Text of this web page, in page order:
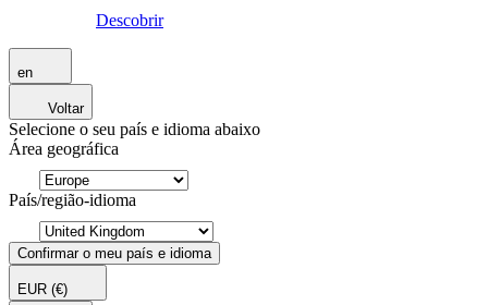
Descobrir
en
Voltar
Selecione o seu país e idioma abaixo
Área geográfica
País/região-idioma
Confirmar o meu país e idioma
EUR (€)